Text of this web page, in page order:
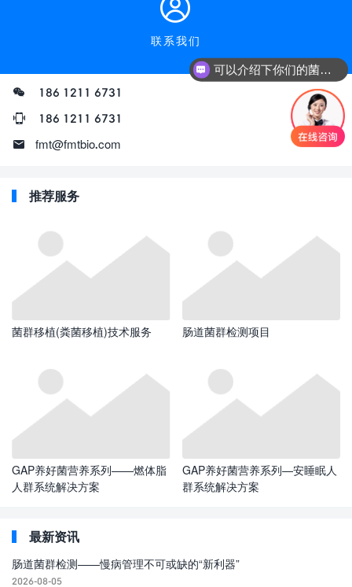
联系我们
186 1211 6731
186 1211 6731
fmt@fmtbio.com
推荐服务
菌群移植(粪菌移植)技术服务 肠道菌群检测项目
GAP养好菌营养系列——燃体脂
人群系统解决方案
GAP养好菌营养系列—安睡眠人
群系统解决方案
最新资讯
肠道菌群检测——慢病管理不可或缺的“新利器”
2026-08-05
可以介绍下你们的菌群移植项目吗？
粪菌移植 检测 加盟费多少？